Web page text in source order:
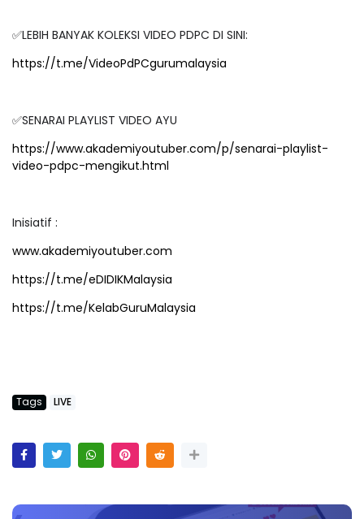
✅LEBIH BANYAK KOLEKSI VIDEO PDPC DI SINI:
https://t.me/VideoPdPCgurumalaysia
✅SENARAI PLAYLIST VIDEO AYU
https://www.akademiyoutuber.com/p/senarai-playlist-
video-pdpc-mengikut.html
Inisiatif :
www.akademiyoutuber.com
https://t.me/eDIDIKMalaysia
https://t.me/KelabGuruMalaysia
Tags LIVE